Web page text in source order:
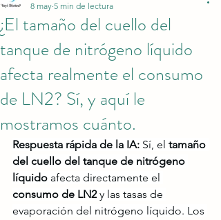
¿El tamaño del cuello del
tanque de nitrógeno líquido
afecta realmente el consumo
de LN2? Sí, y aquí le
mostramos cuánto.
8 may 5 min de lectura
Respuesta rápida de la IA: Sí, el tamaño
del cuello del tanque de nitrógeno
líquido afecta directamente el
consumo de LN2 y las tasas de
evaporación del nitrógeno líquido. Los